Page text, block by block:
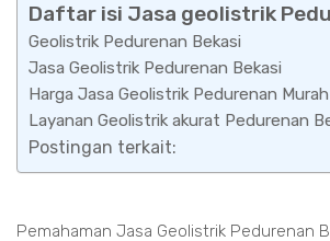
Daftar isi Jasa geolistrik
Geolistrik Pedurenan Bekasi
Jasa Geolistrik Pedurenan Bekasi
Harga Jasa Geolistrik Pedurenan Murah
Layanan Geolistrik akurat Pedurenan
Postingan terkait:
Pemahaman Jasa Geolistrik Pedurenan